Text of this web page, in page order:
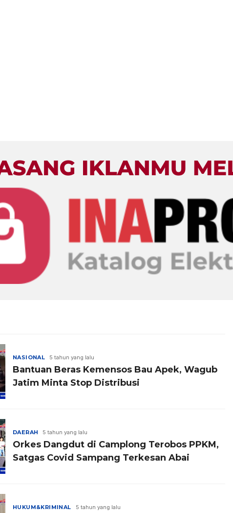
NASIONAL 5 tahun yang lalu
Bantuan Beras Kemensos Bau Apek, Wagub
Jatim Minta Stop Distribusi
DAERAH 5 tahun yang lalu
Orkes Dangdut di Camplong Terobos PPKM,
Satgas Covid Sampang Terkesan Abai
HUKUM&KRIMINAL 5 tahun yang lalu